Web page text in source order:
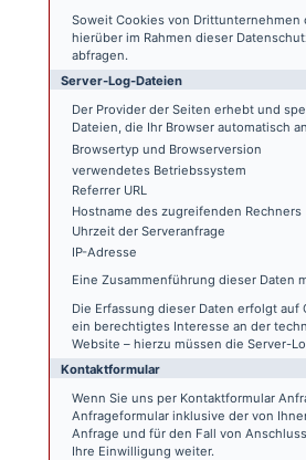
Soweit Cookies von
hierüber im Rahmen dieser
abfragen.
Server-Log-Dateien
Der Provider der Seiten erhebt und
Dateien, die Ihr Browser automatisch
Browsertyp und Browserversion
verwendetes Betriebssystem
Referrer URL
Hostname des zugreifenden Rechners
Uhrzeit der Serveranfrage
IP-Adresse
Eine Zusammenführung dieser Daten
Die Erfassung dieser Daten erfolgt auf
ein berechtigtes Interesse an der
Website – hierzu müssen die Server-
Kontaktformular
Wenn Sie uns per Kontaktformular
Anfrageformular inklusive der von
Anfrage und für den Fall von
Ihre Einwilligung weiter.